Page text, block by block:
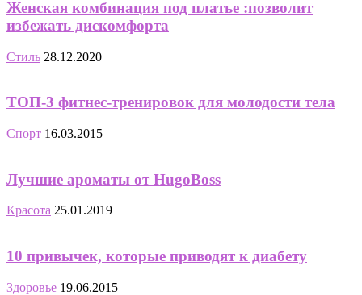
Женская комбинация под платье :позволит
избежать дискомфорта
Стиль 28.12.2020
ТОП-3 фитнес-тренировок для молодости тела
Спорт 16.03.2015
Лучшие ароматы от HugoBoss
Красота 25.01.2019
10 привычек, которые приводят к диабету
Здоровье 19.06.2015